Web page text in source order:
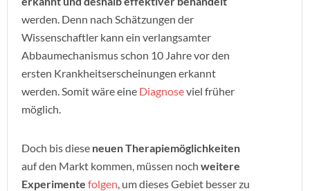
werden. Denn nach Schätzungen der
Wissenschaftler kann ein verlangsamter
Abbaumechanismus schon 10 Jahre vor den
ersten Krankheitserscheinungen erkannt
werden. Somit wäre eine Diagnoseviel früher
möglich.
Doch bis diese neuen Therapiemöglichkeiten
auf den Markt kommen, müssen noch weitere
Experimente folgen, um dieses Gebiet besser zu